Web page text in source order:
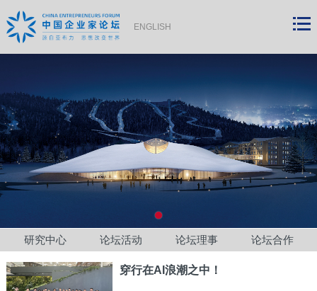
ENGLISH
研究中心 论坛活动 论坛理事 论坛合作
穿行在AI浪潮之中！